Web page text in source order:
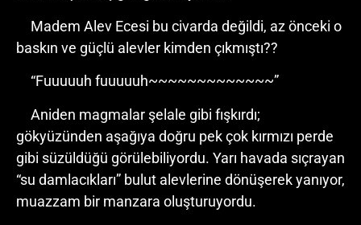
Madem Alev Ecesi bu civarda değildi, az önceki o
baskın ve güçlü alevler kimden çıkmıştı??
“Fuuuuuh fuuuuuh~~~~~~~~~~~~~”
Aniden magmalar şelale gibi fışkırdı;
gökyüzünden aşağıya doğru pek çok kırmızı perde
gibi süzüldüğü görülebiliyordu. Yarı havada sıçrayan
“su damlacıkları” bulut alevlerine dönüşerek yanıyor,
muazzam bir manzara oluşturuyordu.